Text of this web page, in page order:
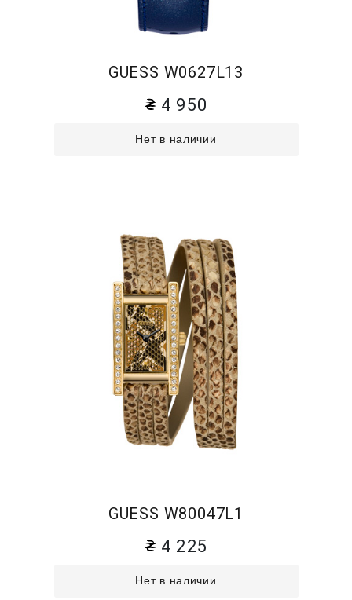
GUESS W0627L13
4 950
Нет в наличии
GUESS W80047L1
4 225
Нет в наличии